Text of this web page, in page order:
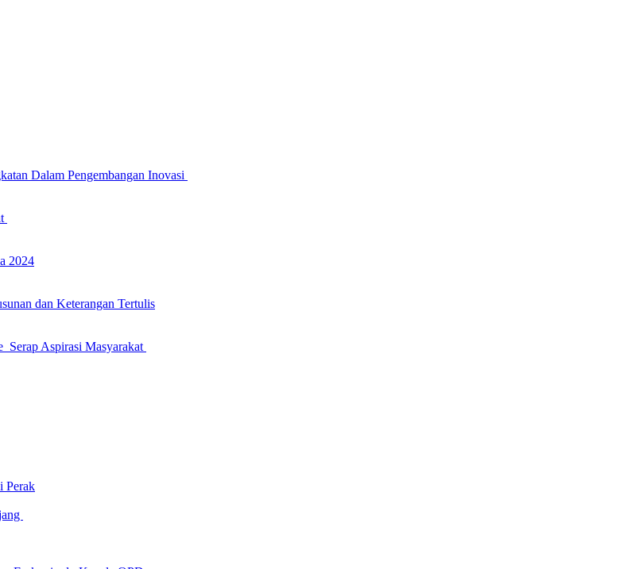
Dalam Pengembangan Inovasi
2024
dan Keterangan Tertulis
Serap Aspirasi Masyarakat
Perak